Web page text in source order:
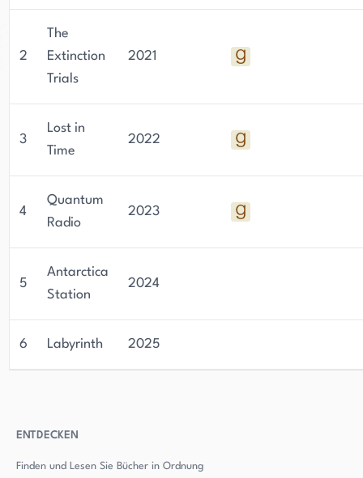
2
The
Extinction
Trials
2021
3
Lost in
Time
2022
4
Quantum
Radio
2023
5
Antarctica
Station
2024
6 Labyrinth 2025
ENTDECKEN
Finden und Lesen Sie Bücher in Ordnung